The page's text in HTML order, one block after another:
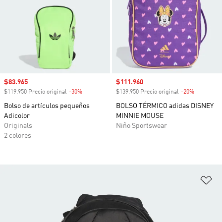
Precio de venta
$83.965
$119.950 Precio original -30%
Bolso de artículos pequeños
Adicolor
Originals
2 colores
Precio de venta
$111.960
$139.950 Precio original -20%
BOLSO TÉRMICO adidas DISNEY
MINNIE MOUSE
Niño Sportswear